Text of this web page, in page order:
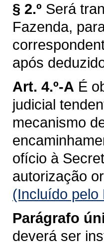
§ 2.º Será
Fazenda,
após
Art. 4.º-A É
judicial
mecanismo
ofício à
autorização
(Incluído pelo
Parágrafo
deverá ser